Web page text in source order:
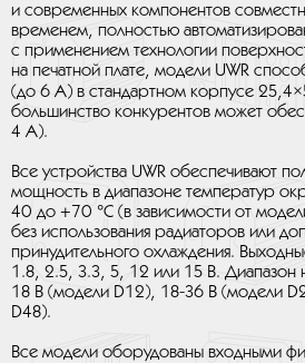
и современных компонентов
временем, полностью
с применением технологии
на печатной плате, модели UWR
(до 6 A) в стандартном корпусе
большинство конкурентов может
4 A).
Все устройства UWR обеспечивают
мощность в диапазоне температур
40 до +70 °C (в зависимости от
без использования радиаторов или
принудительного охлаждения.
1.8, 2.5, 3.3, 5, 12 или 15 В. Диапазон
18 В (модели D12), 18-36 В (модели
D48).
Все модели оборудованы входными